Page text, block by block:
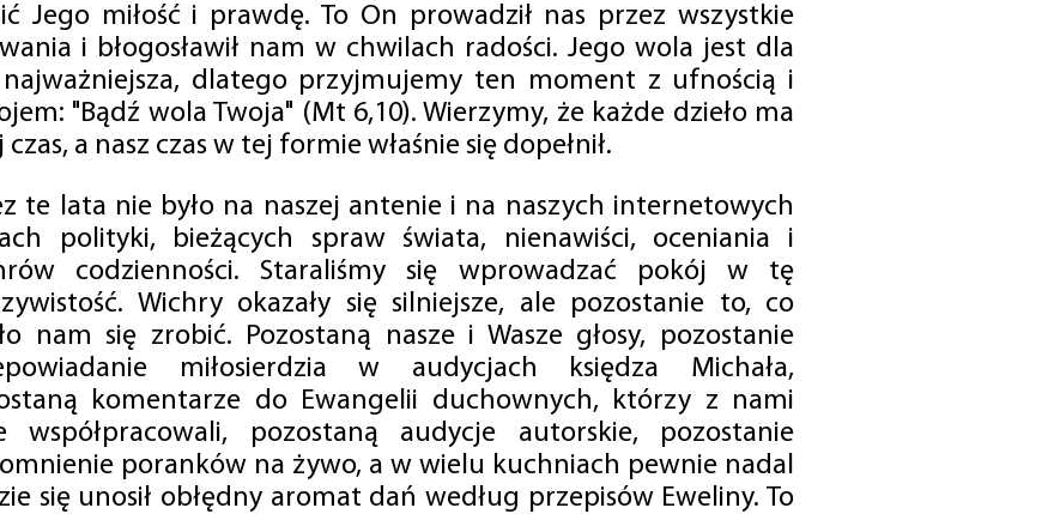
Jego miłość i prawdę. To On prowadził nas przez wszystkie
i błogosławił nam w chwilach radości. Jego wola jest dla
najważniejsza, dlatego przyjmujemy ten moment z ufnością i
"Bądź wola Twoja" (Mt 6,10). Wierzymy, że każde dzieło ma
czas, a nasz czas w tej formie właśnie się dopełnił.
te lata nie było na naszej antenie i na naszych internetowych
polityki, bieżących spraw świata, nienawiści, oceniania i
codzienności. Staraliśmy się wprowadzać pokój w tę
Wichry okazały się silniejsze, ale pozostanie to, co
nam się zrobić. Pozostaną nasze i Wasze głosy, pozostanie
miłosierdzia w audycjach księdza Michała,
komentarze do Ewangelii duchownych, którzy z nami
współpracowali, pozostaną audycje autorskie, pozostanie
poranków na żywo, a w wielu kuchniach pewnie nadal
się unosił obłędny aromat dań według przepisów Eweliny. To